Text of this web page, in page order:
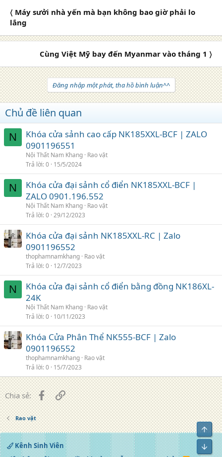
〈 Máy sưởi nhà yến mà bạn không bao giờ phải lo
lắng
Cùng Việt Mỹ bay đến Myanmar vào tháng 1 〉
Đăng nhập một phát, tha hồ bình luận^^
Chủ đề liên quan
N
Khóa cửa sảnh cao cấp NK185XXL-BCF | ZALO
0901196551
Nội Thất Nam Khang Rao vặt
Trả lời 0 15/5/2024
N
Khóa cửa đại sảnh cổ điển NK185XXL-BCF |
ZALO 0901.196.552
Nội Thất Nam Khang Rao vặt
Trả lời 0 29/12/2023
Khóa cửa đại sảnh NK185XXL-RC | Zalo
0901196552
thophamnamkhang Rao vặt
Trả lời 0 12/7/2023
N
Khóa cửa đại sảnh cổ điển bằng đồng NK186XL-
24K
Nội Thất Nam Khang Rao vặt
Trả lời 0 10/11/2023
Khóa Cửa Phân Thể NK555-BCF | Zalo
0901196552
thophamnamkhang Rao vặt
Trả lời 0 15/7/2023
Chia sẻ: FacebookLiên kết
Rao vặt
Kênh Sinh Viên
Top